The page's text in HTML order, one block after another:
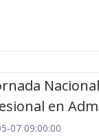
en
07 09:00:00